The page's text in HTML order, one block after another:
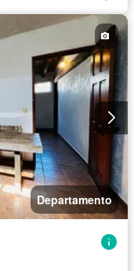
Departamento